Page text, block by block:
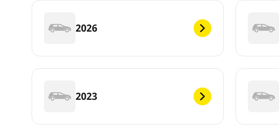
2026
2023